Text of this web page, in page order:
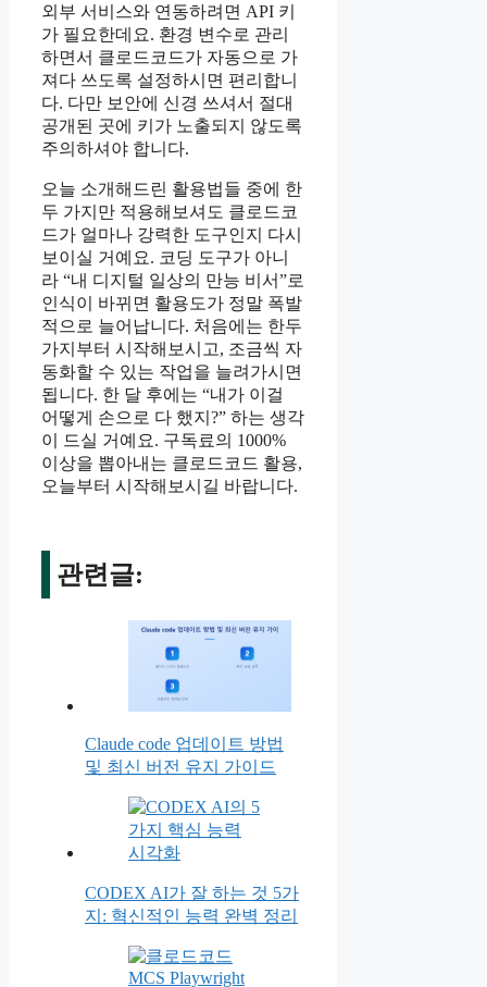
외부 서비스와 연동하려면 API 키
가 필요한데요. 환경 변수로 관리
하면서 클로드코드가 자동으로 가
져다 쓰도록 설정하시면 편리합니
다. 다만 보안에 신경 쓰셔서 절대
공개된 곳에 키가 노출되지 않도록
주의하셔야 합니다.
오늘 소개해드린 활용법들 중에 한
두 가지만 적용해보셔도 클로드코
드가 얼마나 강력한 도구인지 다시
보이실 거예요. 코딩 도구가 아니
라 “내 디지털 일상의 만능 비서”로
인식이 바뀌면 활용도가 정말 폭발
적으로 늘어납니다. 처음에는 한두
가지부터 시작해보시고, 조금씩 자
동화할 수 있는 작업을 늘려가시면
됩니다. 한 달 후에는 “내가 이걸
어떻게 손으로 다 했지?” 하는 생각
이 드실 거예요. 구독료의 1000%
이상을 뽑아내는 클로드코드 활용,
오늘부터 시작해보시길 바랍니다.
관련글:
Claude code 업데이트 방법
및 최신 버전 유지 가이드
CODEX AI가 잘 하는 것 5가
지: 혁신적인 능력 완벽 정리